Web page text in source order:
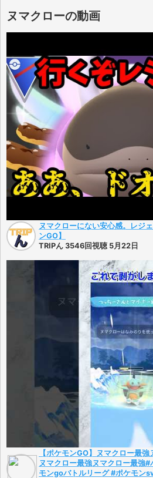
ヌマクローの動画
ヌマクローにない安心感。レジ
ンGO】
TRIPん 3546回視聴 5月22日
【ポケモンGO】ヌマクロー最
ヌマクロー最強ヌマクロー最強
モンgoバトルリーグ #ポケモン